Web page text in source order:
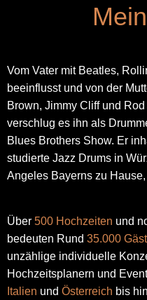
Vom Vater mit Beatles,
beeinflusst und von der
Brown, Jimmy Cliff und
verschlug es ihn als
Blues Brothers Show. Er
studierte Jazz Drums in
Angeles Bayerns zu
Über 500 Hochzeiten und
bedeuten Rund 35.000
unzählige individuelle
Hochzeitsplanern und
Italien und Österreich bis